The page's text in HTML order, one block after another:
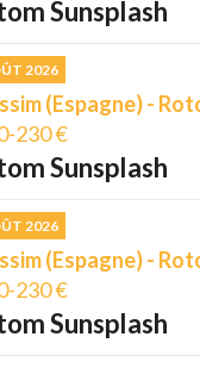
Sunsplash
2026
(Espagne) -
230 €
Sunsplash
2026
(Espagne) -
230 €
Sunsplash